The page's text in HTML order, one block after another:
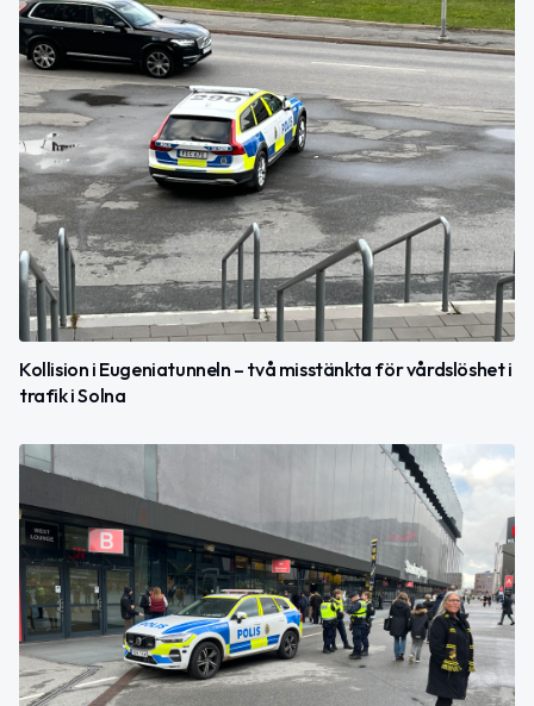
Kollision i Eugeniatunneln – två misstänkta för vårdslöshet i
trafik i Solna